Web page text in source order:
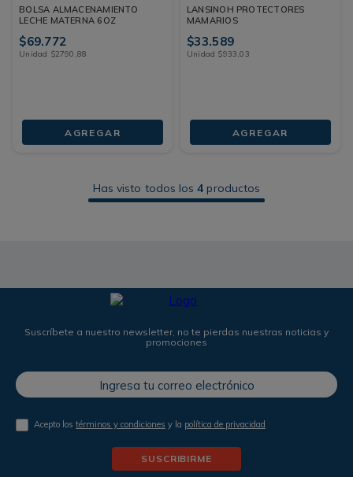
BOLSA ALMACENAMIENTO
LECHE MATERNA 6OZ
$69.772
Unidad $2790 ,88
AGREGAR
LANSINOH PROTECTORES
MAMARIOS
$33.589
Unidad $933,03
AGREGAR
Has visto todos los4 productos
Suscríbete a nuestro newsletter, no te pierdas nuestras noticias y
promociones
Acepto lostérminos y condiciones y la política de privacidad
SUSCRIBIRME